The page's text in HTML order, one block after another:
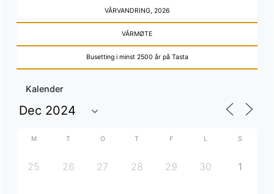
VÅRVANDRING, 2026
VÅRMØTE
Busetting i minst 2500 år på Tasta
Kalender
M T O T F L S
25 26 27 28 29 30 1